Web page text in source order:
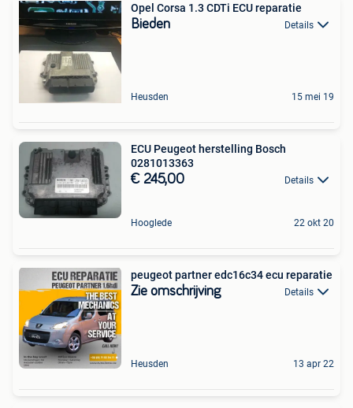
Opel Corsa 1.3 CDTi ECU reparatie
Bieden Details
Heusden 15 mei 19
ECU Peugeot herstelling Bosch
0281013363
€ 245,00 Details
Hooglede 22 okt 20
peugeot partner edc16c34 ecu reparatie
Zie omschrijving Details
Heusden 13 apr 22